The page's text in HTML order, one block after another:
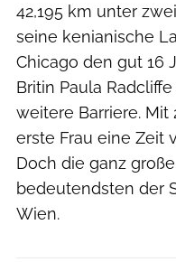
42,195 km unter
seine kenianische
Chicago den gut 16
Britin Paula
weitere Barriere. Mit
erste Frau eine Zeit
Doch die ganz
bedeutendsten der
Wien.